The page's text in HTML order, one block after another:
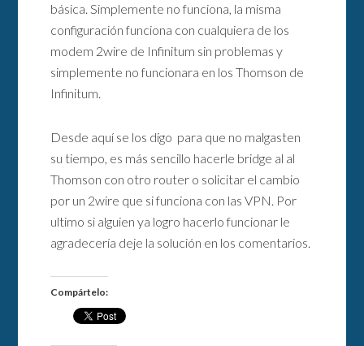
básica. Simplemente no funciona, la misma
configuración funciona con cualquiera de los
modem 2wire de Infinitum sin problemas y
simplemente no funcionara en los Thomson de
Infinitum.
Desde aquí se los digo para que no malgasten
su tiempo, es más sencillo hacerle bridge al al
Thomson con otro router o solicitar el cambio
por un 2wire que si funciona con las VPN. Por
ultimo si alguien ya logro hacerlo funcionar le
agradecería deje la solución en los comentarios.
Compártelo: